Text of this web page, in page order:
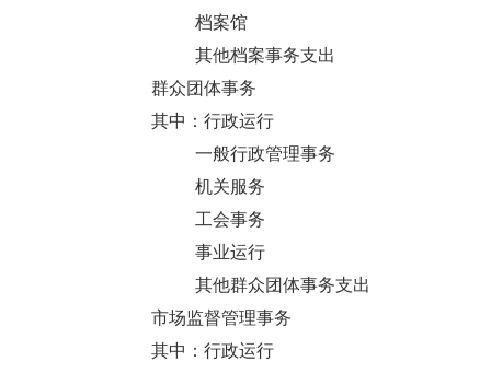
档案馆
其他档案事务支出
群众团体事务
其中：行政运行
一般行政管理事务
机关服务
工会事务
事业运行
其他群众团体事务支出
市场监督管理事务
其中：行政运行